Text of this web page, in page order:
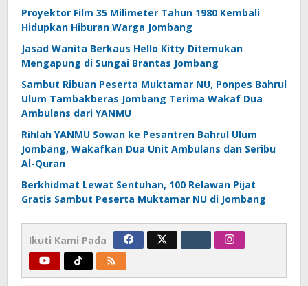
Proyektor Film 35 Milimeter Tahun 1980 Kembali
Hidupkan Hiburan Warga Jombang
Jasad Wanita Berkaus Hello Kitty Ditemukan
Mengapung di Sungai Brantas Jombang
Sambut Ribuan Peserta Muktamar NU, Ponpes Bahrul
Ulum Tambakberas Jombang Terima Wakaf Dua
Ambulans dari YANMU
Rihlah YANMU Sowan ke Pesantren Bahrul Ulum
Jombang, Wakafkan Dua Unit Ambulans dan Seribu
Al-Quran
Berkhidmat Lewat Sentuhan, 100 Relawan Pijat
Gratis Sambut Peserta Muktamar NU di Jombang
Ikuti Kami Pada